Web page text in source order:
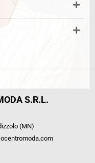
S.R.L.
(MN)